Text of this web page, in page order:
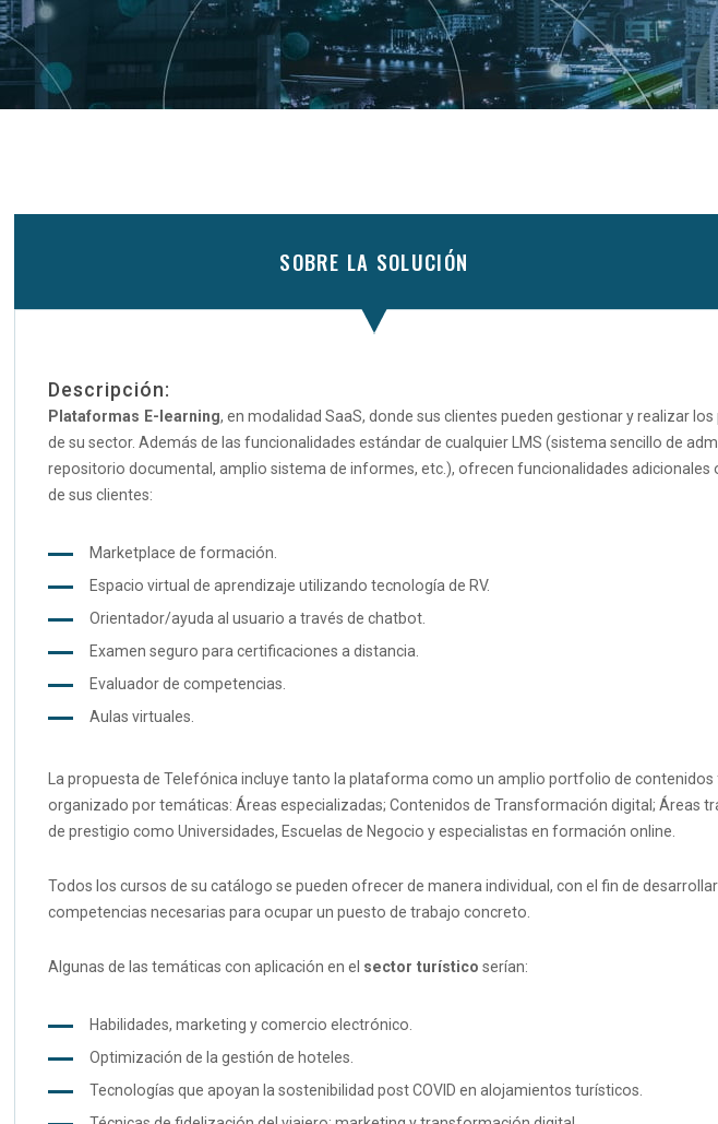
SOBRE LA SOLUCIÓN
Descripción:
Plataformas E-learning, en modalidad SaaS, donde sus clientes pueden gestionar y realizar
de su sector. Además de las funcionalidades estándar de cualquier LMS (sistema sencillo de
repositorio documental, amplio sistema de informes, etc.), ofrecen funcionalidades adicionales
de sus clientes:
Marketplace de formación.
Espacio virtual de aprendizaje utilizando tecnología de RV.
Orientador/ayuda al usuario a través de chatbot.
Examen seguro para certificaciones a distancia.
Evaluador de competencias.
Aulas virtuales.
La propuesta de Telefónica incluye tanto la plataforma como un amplio portfolio de
organizado por temáticas: Áreas especializadas; Contenidos de Transformación digital; Áreas
de prestigio como Universidades, Escuelas de Negocio y especialistas en formación online.
Todos los cursos de su catálogo se pueden ofrecer de manera individual, con el fin de
competencias necesarias para ocupar un puesto de trabajo concreto.
Algunas de las temáticas con aplicación en el sector turístico serían:
Habilidades, marketing y comercio electrónico.
Optimización de la gestión de hoteles.
Tecnologías que apoyan la sostenibilidad post COVID en alojamientos turísticos.